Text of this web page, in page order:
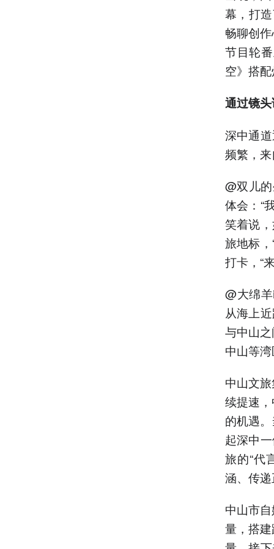
幕，打
畅聊创
节目轮
空》搭
通过镜
深中通
频繁，
@双儿
体会：“
笑着说
旅地标
打卡，“
@大绵
从海上
与中山
中山等
中山文
续提速
的机遇
起深中
旅的“代
涵、传
中山市
量，搭